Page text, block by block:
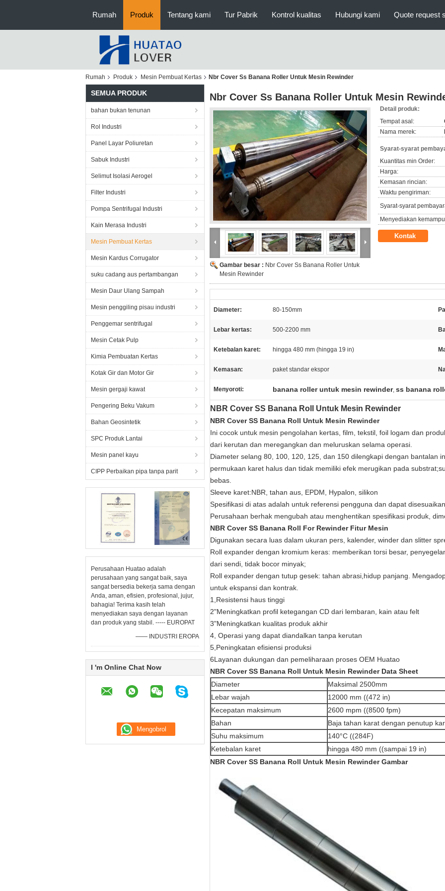
Rumah Produk Tentang kami Tur Pabrik Kontrol kualitas Hubungi kami Quote request
Rumah Produk Mesin Pembuat Kertas Nbr Cover Ss Banana Roller Untuk Mesin Rewinder
SEMUA PRODUK
bahan bukan tenunan
Rol Industri
Panel Layar Poliuretan
Sabuk Industri
Selimut Isolasi Aerogel
Filter Industri
Pompa Sentrifugal Industri
Kain Merasa Industri
Mesin Pembuat Kertas
Mesin Kardus Corrugator
suku cadang aus pertambangan
Mesin Daur Ulang Sampah
Mesin penggiling pisau industri
Penggemar sentrifugal
Mesin Cetak Pulp
Kimia Pembuatan Kertas
Kotak Gir dan Motor Gir
Mesin gergaji kawat
Pengering Beku Vakum
Bahan Geosintetik
SPC Produk Lantai
Mesin panel kayu
CIPP Perbaikan pipa tanpa parit
Perusahaan Huatao adalah
perusahaan yang sangat baik, saya
sangat bersedia bekerja sama dengan
Anda, aman, efisien, profesional, jujur,
bahagia! Terima kasih telah
menyediakan saya dengan layanan
dan produk yang stabil. ----- EUROPAT
—— INDUSTRI EROPA
I 'm Online Chat Now
Nbr Cover Ss Banana Roller Untuk Mesin
Gambar besar : Nbr Cover Ss Banana Roller Untuk
Mesin Rewinder
Detail produk:
Tempat asal:
Nama merek:
Syarat-syarat
Kuantitas min Order:
Harga:
Kemasan rincian:
Waktu pengiriman:
Syarat-syarat
Menyediakan
Kontak
Diameter: 80-150mm
Lebar kertas: 500-2200 mm
Ketebalan karet: hingga 480 mm (hingga 19 in)
Kemasan: paket standar ekspor
Menyoroti: banana roller untuk mesin rewinder, ss banana
NBR Cover SS Banana Roll Untuk Mesin Rewinder
NBR Cover SS Banana Roll Untuk Mesin Rewinder
Ini cocok untuk mesin pengolahan kertas, film, tekstil, foil logam dan
dari kerutan dan meregangkan dan meluruskan selama operasi.
Diameter selang 80, 100, 120, 125, dan 150 dilengkapi dengan bantalan
permukaan karet halus dan tidak memiliki efek merugikan pada
bebas.
Sleeve karet:NBR, tahan aus, EPDM, Hypalon, silikon
Spesifikasi di atas adalah untuk referensi pengguna dan dapat
Perusahaan berhak mengubah atau menghentikan spesifikasi produk,
NBR Cover SS Banana Roll For Rewinder Fitur Mesin
Digunakan secara luas dalam ukuran pers, kalender, winder dan slitter
Roll expander dengan kromium keras: memberikan torsi besar,
dari sendi, tidak bocor minyak;
Roll expander dengan tutup gesek: tahan abrasi,hidup panjang.
untuk ekspansi dan kontrak.
1,Resistensi haus tinggi
2"Meningkatkan profil ketegangan CD dari lembaran, kain atau felt
3"Meningkatkan kualitas produk akhir
4, Operasi yang dapat diandalkan tanpa kerutan
5,Peningkatan efisiensi produksi
6Layanan dukungan dan pemeliharaan proses OEM Huatao
NBR Cover SS Banana Roll Untuk Mesin Rewinder Data Sheet
Diameter
Maksimal 2500mm
Lebar wajah
12000 mm ((472 in)
Kecepatan maksimum
2600 mpm ((8500 fpm)
Bahan
Baja tahan karat dengan penutup
Suhu maksimum
140°C ((284F)
Ketebalan karet
hingga 480 mm ((sampai 19 in)
NBR Cover SS Banana Roll Untuk Mesin Rewinder Gambar